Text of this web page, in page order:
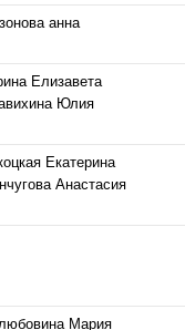
анна
Елизавета
Юлия
Екатерина
Анастасия
Мария